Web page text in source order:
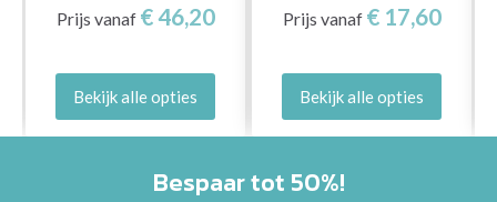
Prijs vanaf € 46,20
Bekijk alle opties
Prijs vanaf € 17,60
Bekijk alle opties
Bespaar tot 50%!